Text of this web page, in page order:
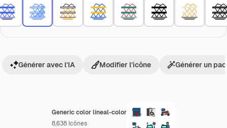
Generic color lineal-color
8,638 Icônes
Générer avec l’IA Modifier l’icône Générer un